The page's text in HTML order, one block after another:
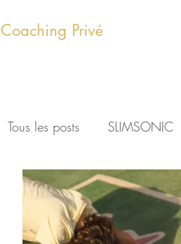
Coaching Privé
Tous les posts SLIMSONIC
Conseils Enfants